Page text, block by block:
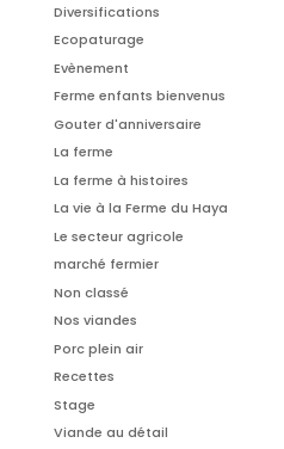
Diversifications
Ecopaturage
Evènement
Ferme enfants bienvenus
Gouter d'anniversaire
La ferme
La ferme à histoires
La vie à la Ferme du Haya
Le secteur agricole
marché fermier
Non classé
Nos viandes
Porc plein air
Recettes
Stage
Viande au détail